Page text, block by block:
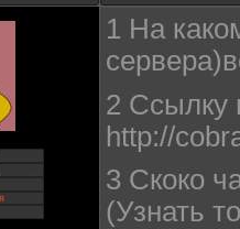
1 На
2 Ссылку
http://
3 Скоко
(Узнать